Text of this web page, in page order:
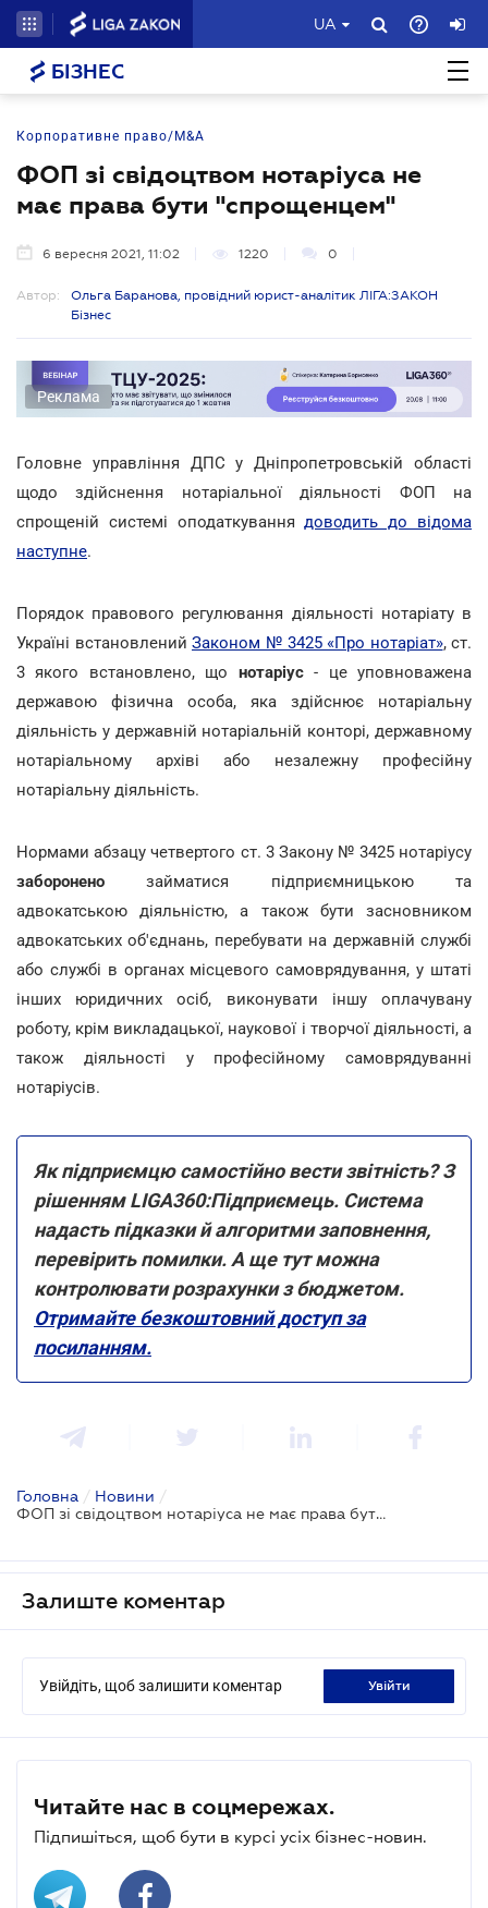
UA
БІЗНЕС
Корпоративне право/M&A
ФОП зі свідоцтвом нотаріуса не
має права бути "спрощенцем"
6 вересня 2021, 11:02 1220 0
Автор:
Ольга Баранова, провідний юрист-аналітик ЛІГА:ЗАКОН
Бізнес
Реклама
Головне управління ДПС у Дніпропетровській області
щодо здійснення нотаріальної діяльності ФОП на
спрощеній системі оподаткуваннядоводить до відома
наступне.
Порядок правового регулювання діяльності нотаріату в
Україні встановлений Законом № 3425 «Про нотаріат», ст.
3 якого встановлено, що нотаріус- це уповноважена
державою фізична особа, яка здійснює нотаріальну
діяльність у державній нотаріальній конторі, державному
нотаріальному архіві або незалежну професійну
нотаріальну діяльність.
Нормами абзацу четвертого ст. 3 Закону № 3425 нотаріусу
заборонено займатися підприємницькою та
адвокатською діяльністю, а також бути засновником
адвокатських об'єднань, перебувати на державній службі
або службі в органах місцевого самоврядування, у штаті
інших юридичних осіб, виконувати іншу оплачувану
роботу, крім викладацької, наукової і творчої діяльності, а
також діяльності у професійному самоврядуванні
нотаріусів.
Як підприємцю самостійно вести звітність? З
рішенням LIGA360:Підприємець. Система
надасть підказки й алгоритми заповнення,
перевірить помилки. А ще тут можна
контролювати розрахунки з бюджетом.
Отримайте безкоштовний доступ за
посиланням.
Головна / Новини /
ФОП зі свідоцтвом нотаріуса не має права бути "спрощенцем"
Залиште коментар
Увійдіть, щоб залишити коментар увійти
Читайте нас в соцмережах.
Підпишіться, щоб бути в курсі усіх бізнес-новин.